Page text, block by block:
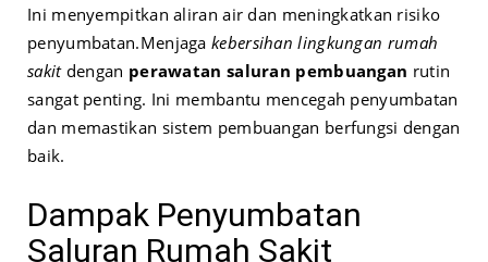
Ini menyempitkan aliran air dan meningkatkan risiko
penyumbatan.Menjagakebersihan lingkungan rumah
sakitdengan perawatan saluran pembuangan rutin
sangat penting. Ini membantu mencegah penyumbatan
dan memastikan sistem pembuangan berfungsi dengan
baik.
Dampak Penyumbatan
Saluran Rumah Sakit